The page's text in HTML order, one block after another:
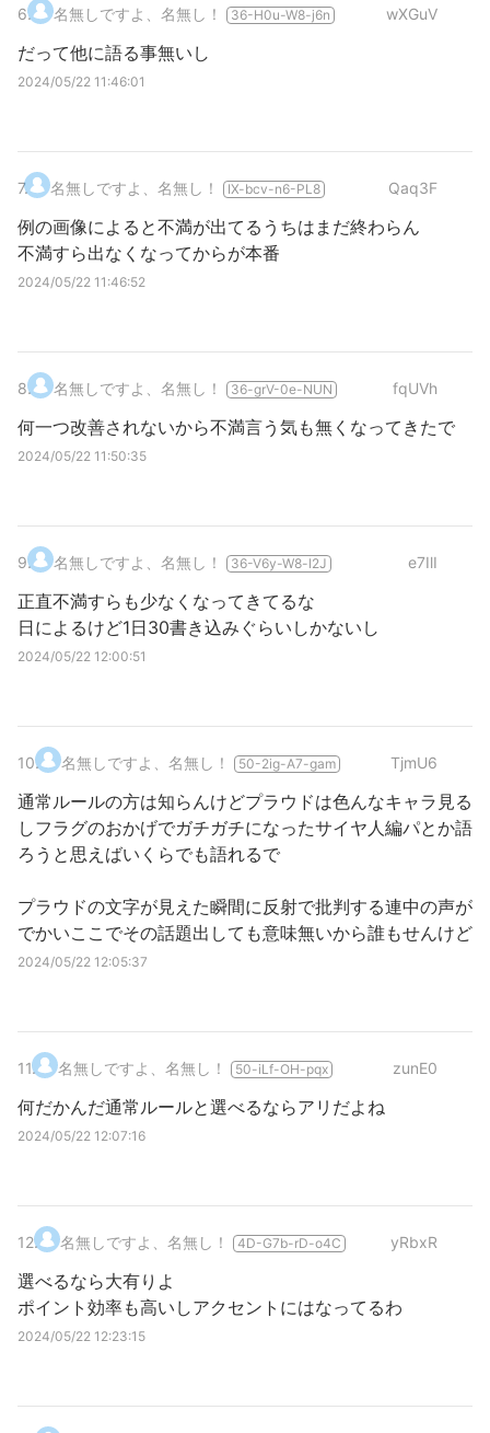
6. 名無しですよ、名無し！ 36-H0u-W8-j6n wXGuV
だって他に語る事無いし
2024/05/22 11:46:01
7. 名無しですよ、名無し！ IX-bcv-n6-PL8 Qaq3F
例の画像によると不満が出てるうちはまだ終わらん
不満すら出なくなってからが本番
2024/05/22 11:46:52
8. 名無しですよ、名無し！ 36-grV-0e-NUN fqUVh
何一つ改善されないから不満言う気も無くなってきたで
2024/05/22 11:50:35
9. 名無しですよ、名無し！ 36-V6y-W8-l2J e7IlI
正直不満すらも少なくなってきてるな
日によるけど1日30書き込みぐらいしかないし
2024/05/22 12:00:51
10. 名無しですよ、名無し！ 50-2ig-A7-gam TjmU6
通常ルールの方は知らんけどプラウドは色んなキャラ見る
しフラグのおかげでガチガチになったサイヤ人編パとか語
ろうと思えばいくらでも語れるで
プラウドの文字が見えた瞬間に反射で批判する連中の声が
でかいここでその話題出しても意味無いから誰もせんけど
2024/05/22 12:05:37
11. 名無しですよ、名無し！ 50-iLf-OH-pqx zunE0
何だかんだ通常ルールと選べるならアリだよね
2024/05/22 12:07:16
12. 名無しですよ、名無し！ 4D-G7b-rD-o4C yRbxR
選べるなら大有りよ
ポイント効率も高いしアクセントにはなってるわ
2024/05/22 12:23:15